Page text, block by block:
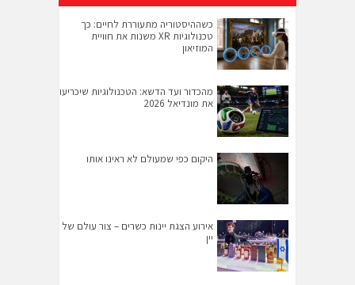
כשההיסטוריה מתעוררת לחיים: כך
טכנולוגיות XR משנות את חוויית
המוזיאון
מהכדור ועד הדשא: הטכנולוגיות שיכריעו
את מונדיאל 2026
היקום כפי שמעולם לא ראינו אותו
אירוע הצגת יינות כשרים – צור עולם של
יין